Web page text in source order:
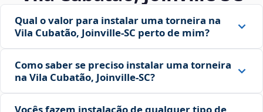
Qual o valor para instalar uma torneira na
Vila Cubatão, Joinville‑SC perto de mim?
Como saber se preciso instalar uma torneira
na Vila Cubatão, Joinville‑SC?